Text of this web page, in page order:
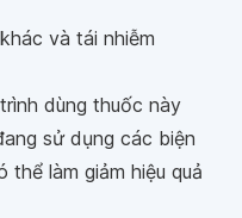
và tái nhiễm
dùng thuốc này
sử dụng các biện
làm giảm hiệu quả